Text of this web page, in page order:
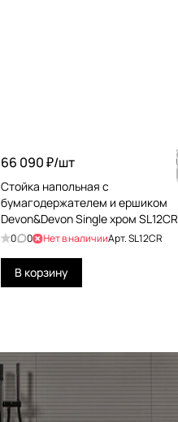
66 090 ₽/шт
Стойка напольная с
бумагодержателем и ершиком
Devon&Devon Single хром SL12CR
0 0 Нет в наличииАрт.SL12CR
В корзину